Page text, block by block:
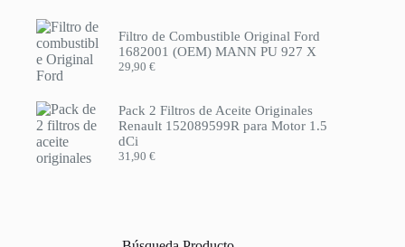
Filtro de Combustible Original Ford
1682001 (OEM) MANN PU 927 X
29,90 €
Pack 2 Filtros de Aceite Originales
Renault 152089599R para Motor 1.5
dCi
31,90 €